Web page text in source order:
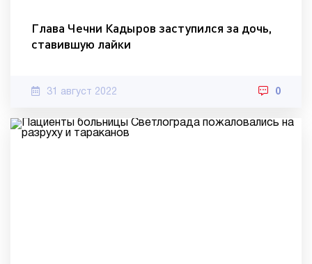
Глава Чечни Кадыров заступился за дочь,
ставившую лайки
31 август 2022 0